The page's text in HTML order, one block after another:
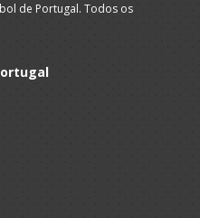
de Portugal. Todos os